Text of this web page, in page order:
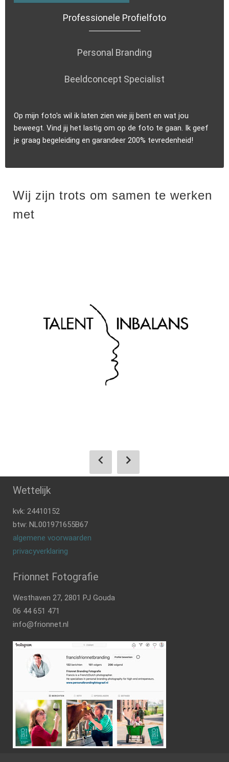
Professionele Profielfoto
Personal Branding
Beeldconcept Specialist
Op mijn foto's wil ik laten zien wie jij bent en wat jou
beweegt. Vind jij het lastig om op de foto te gaan. Ik geef
je graag begeleiding en garandeer 200% tevredenheid!
Wij zijn trots om samen te werken
met
Wettelijk
kvk: 24410152
btw: NL001971655B67
algemene voorwaarden
privacyverklaring
Frionnet Fotografie
Westhaven 27, 2801 PJ Gouda
06 44 651 471
info@frionnet.nl